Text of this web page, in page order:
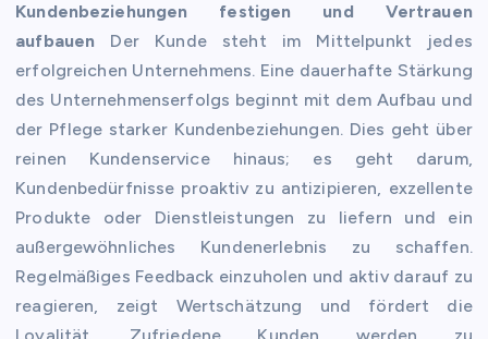
Kundenbeziehungen festigen und Vertrauen
aufbauen Der Kunde steht im Mittelpunkt jedes
erfolgreichen Unternehmens. Eine dauerhafte Stärkung
des Unternehmenserfolgs beginnt mit dem Aufbau und
der Pflege starker Kundenbeziehungen. Dies geht über
reinen Kundenservice hinaus; es geht darum,
Kundenbedürfnisse proaktiv zu antizipieren, exzellente
Produkte oder Dienstleistungen zu liefern und ein
außergewöhnliches Kundenerlebnis zu schaffen.
Regelmäßiges Feedback einzuholen und aktiv darauf zu
reagieren, zeigt Wertschätzung und fördert die